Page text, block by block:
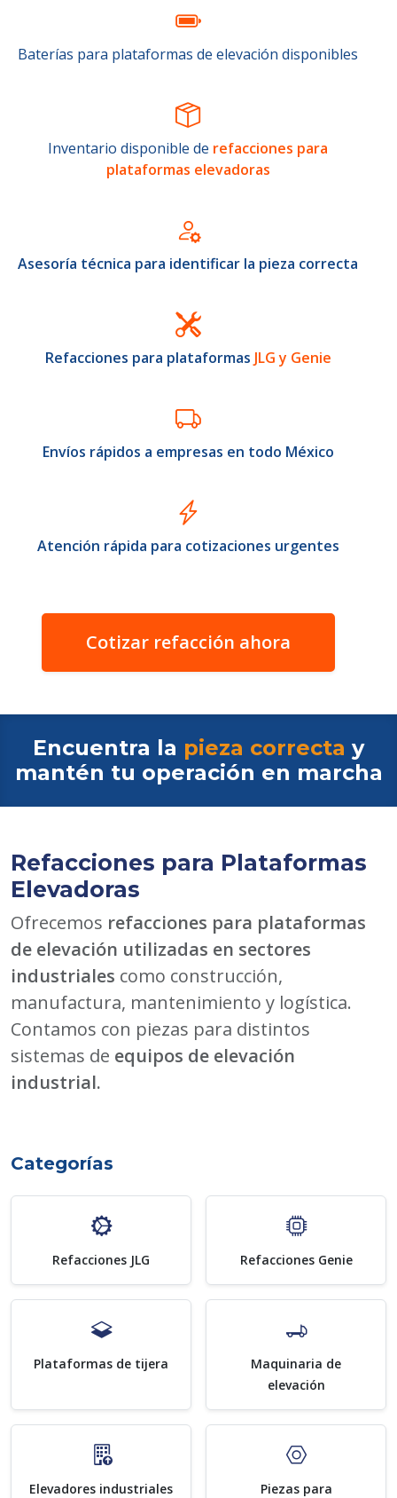
Baterías para plataformas de elevación disponibles
Inventario disponible de refacciones para
plataformas elevadoras
Asesoría técnica para identificar la pieza correcta
Refacciones para plataformas JLG y Genie
Envíos rápidos a empresas en todo México
Atención rápida para cotizaciones urgentes
Cotizar refacción ahora
Encuentra la pieza correcta y
mantén tu operación en marcha
Refacciones para Plataformas
Elevadoras
Ofrecemos refacciones para plataformas
de elevación utilizadas en sectores
industriales como construcción,
manufactura, mantenimiento y logística.
Contamos con piezas para distintos
sistemas de equipos de elevación
industrial.
Categorías
Refacciones JLG Refacciones Genie
Plataformas de tijera
Maquinaria de
elevación
Elevadores industriales
Piezas para